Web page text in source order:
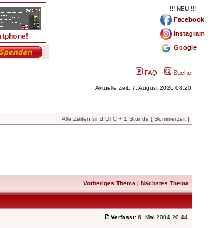
!!! NEU !!!
Facebook
Instagram
Google
FAQ Suche
Aktuelle Zeit: 7. August 2026 08:20
Alle Zeiten sind UTC + 1 Stunde [ Sommerzeit ]
Vorheriges Thema | Nächstes Thema
Verfasst: 6. Mai 2004 20:44